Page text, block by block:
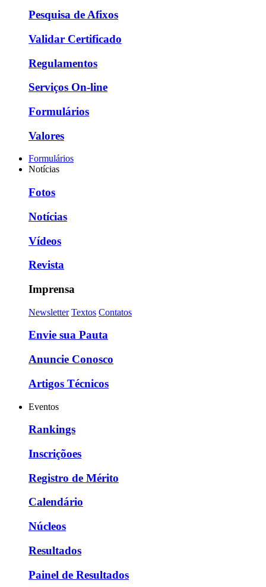
Pesquisa de Afixos
Validar Certificado
Regulamentos
Serviços On-line
Formulários
Valores
Formulários
Notícias
Fotos
Notícias
Vídeos
Revista
Imprensa
Newsletter Textos Contatos
Envie sua Pauta
Anuncie Conosco
Artigos Técnicos
Eventos
Rankings
Inscriçõoes
Registro de Mérito
Calendário
Núcleos
Resultados
Painel de Resultados